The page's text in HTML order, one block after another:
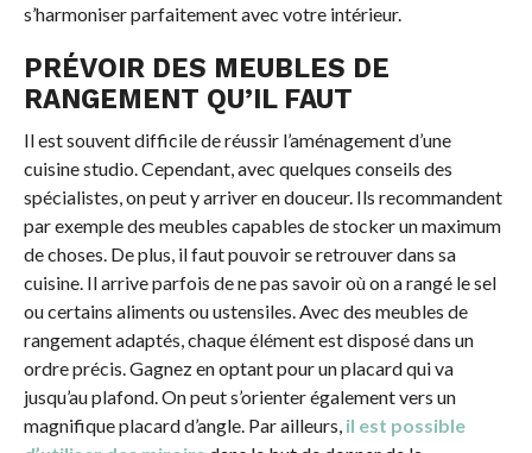
s’harmoniser parfaitement avec votre intérieur.
PRÉVOIR DES MEUBLES DE
RANGEMENT QU’IL FAUT
Il est souvent difficile de réussir l’aménagement d’une
cuisine studio. Cependant, avec quelques conseils des
spécialistes, on peut y arriver en douceur. Ils recommandent
par exemple des meubles capables de stocker un maximum
de choses. De plus, il faut pouvoir se retrouver dans sa
cuisine. Il arrive parfois de ne pas savoir où on a rangé le sel
ou certains aliments ou ustensiles. Avec des meubles de
rangement adaptés, chaque élément est disposé dans un
ordre précis. Gagnez en optant pour un placard qui va
jusqu’au plafond. On peut s’orienter également vers un
magnifique placard d’angle. Par ailleurs, il est possible